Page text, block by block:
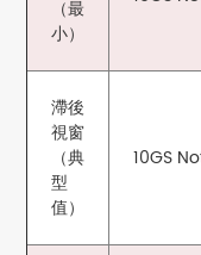
（最
小）
滯後
視窗
（典
型
值）
10GS